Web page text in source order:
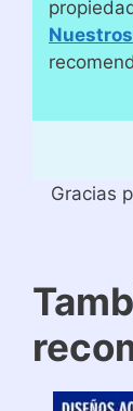
Gracias